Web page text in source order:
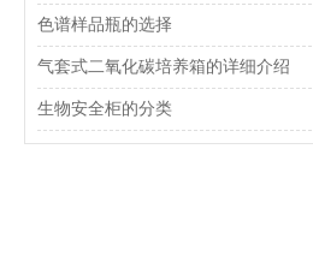
色谱样品瓶的选择
气套式二氧化碳培养箱的详细介绍
生物安全柜的分类